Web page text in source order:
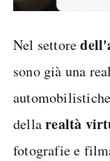
Nel settore
sono già una
dellarealtà
fotografie e